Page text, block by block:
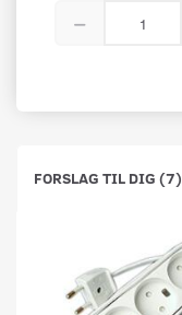
FORSLAG TIL DIG (7)